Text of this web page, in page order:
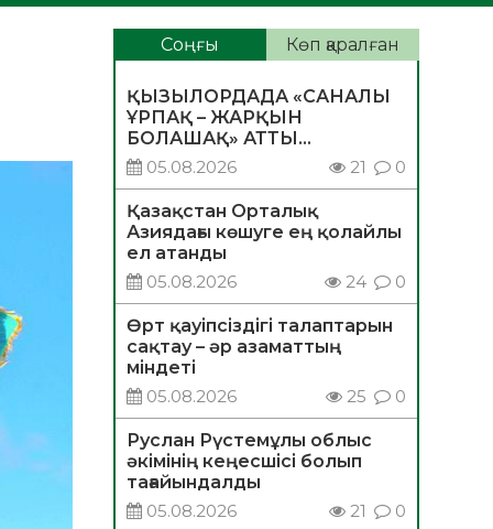
Соңғы Көп қаралған
ҚЫЗЫЛОРДАДА «САНАЛЫ
ҰРПАҚ – ЖАРҚЫН
БОЛАШАҚ» АТТЫ
КЕҢЕЙТІЛГЕН МӘЖІЛІС
ӨТТІ
05.08.2026 21 0
Қазақстан Орталық
Азиядағы көшуге ең қолайлы
ел атанды
05.08.2026
24 0
Өрт қауіпсіздігі талаптарын
сақтау – әр азаматтың
міндеті
05.08.2026
25 0
Руслан Рүстемұлы облыс
әкімінің кеңесшісі болып
тағайындалды
05.08.2026
21 0